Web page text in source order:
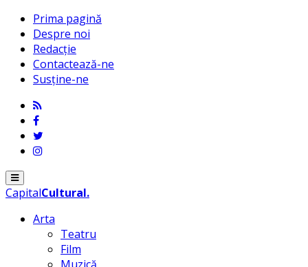
Prima pagină
Despre noi
Redacție
Contactează-ne
Susține-ne
Menu
CapitalCultural.
Arta
Teatru
Film